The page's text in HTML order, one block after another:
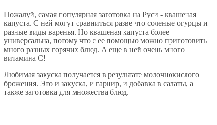
Пожалуй, самая популярная заготовка на Руси - квашеная
капуста. С ней могут сравниться разве что соленые огурцы и
разные виды варенья. Но квашеная капуста более
универсальна, потому что с ее помощью можно приготовить
много разных горячих блюд. А еще в ней очень много
витамина С!
Любимая закуска получается в результате молочнокислого
брожения. Это и закуска, и гарнир, и добавка в салаты, а
также заготовка для множества блюд.